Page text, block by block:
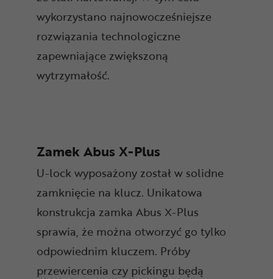
wykorzystano najnowocześniejsze
rozwiązania technologiczne
zapewniające zwiększoną
wytrzymałość.
Zamek Abus X-Plus
U-lock wyposażony został w solidne
zamknięcie na klucz. Unikatowa
konstrukcja zamka Abus X-Plus
sprawia, że można otworzyć go tylko
odpowiednim kluczem. Próby
przewiercenia czy pickingu będą